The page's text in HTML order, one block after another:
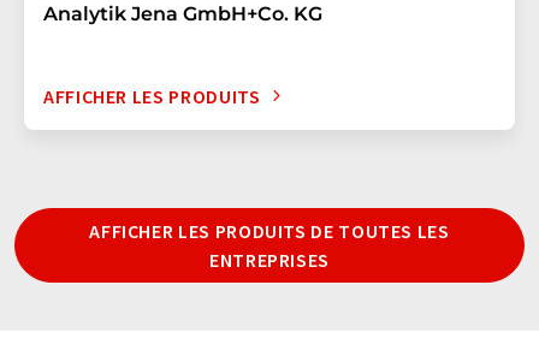
Analytik Jena GmbH+Co. KG
AFFICHER LES PRODUITS
AFFICHER LES PRODUITS DE TOUTES LES
ENTREPRISES